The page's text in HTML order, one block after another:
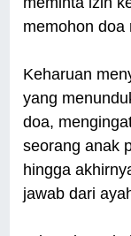
memohon doa
Keharuan
yang
doa,
seorang anak
hingga
jawab dari